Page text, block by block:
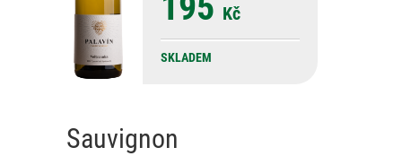
Kč
SKLADEM
Sauvignon